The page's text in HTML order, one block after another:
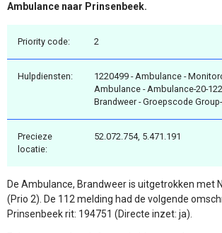
Ambulance naar Prinsenbeek.
Priority code: 2
Hulpdiensten:
1220499 - Ambulance -
Ambulance - Ambulance-20-
Brandweer - Groepscode
Precieze
locatie:
52.072.754, 5.471.191
De Ambulance, Brandweer is uitgetrokken met
(Prio 2). De 112 melding had de volgende
Prinsenbeek rit: 194751 (Directe inzet: ja).